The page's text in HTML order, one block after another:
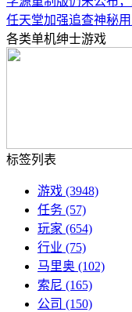
任天堂加强追查神秘
各类单机绅士游戏
标签列表
游戏 (3948)
任务 (57)
玩家 (654)
行业 (75)
马里奥 (102)
索尼 (165)
公司 (150)